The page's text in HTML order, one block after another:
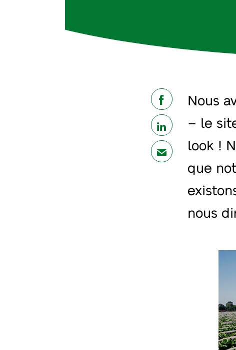
share
share
mail
Nous
– le
look !
que
nous